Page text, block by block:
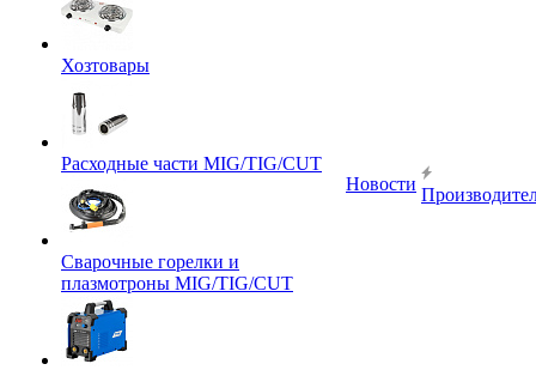
Хозтовары
Расходные части MIG/TIG/CUT
Сварочные горелки и
плазмотроны MIG/TIG/CUT
Новости